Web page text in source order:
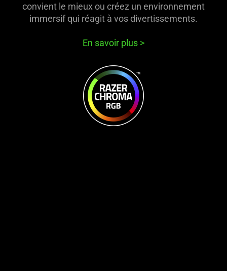
convient le mieux ou créez un environnement
immersif qui réagit à vos divertissements.
En savoir plus >